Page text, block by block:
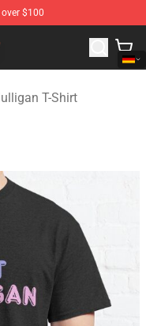
$100
Mulligan Merchandise
T-Shirt